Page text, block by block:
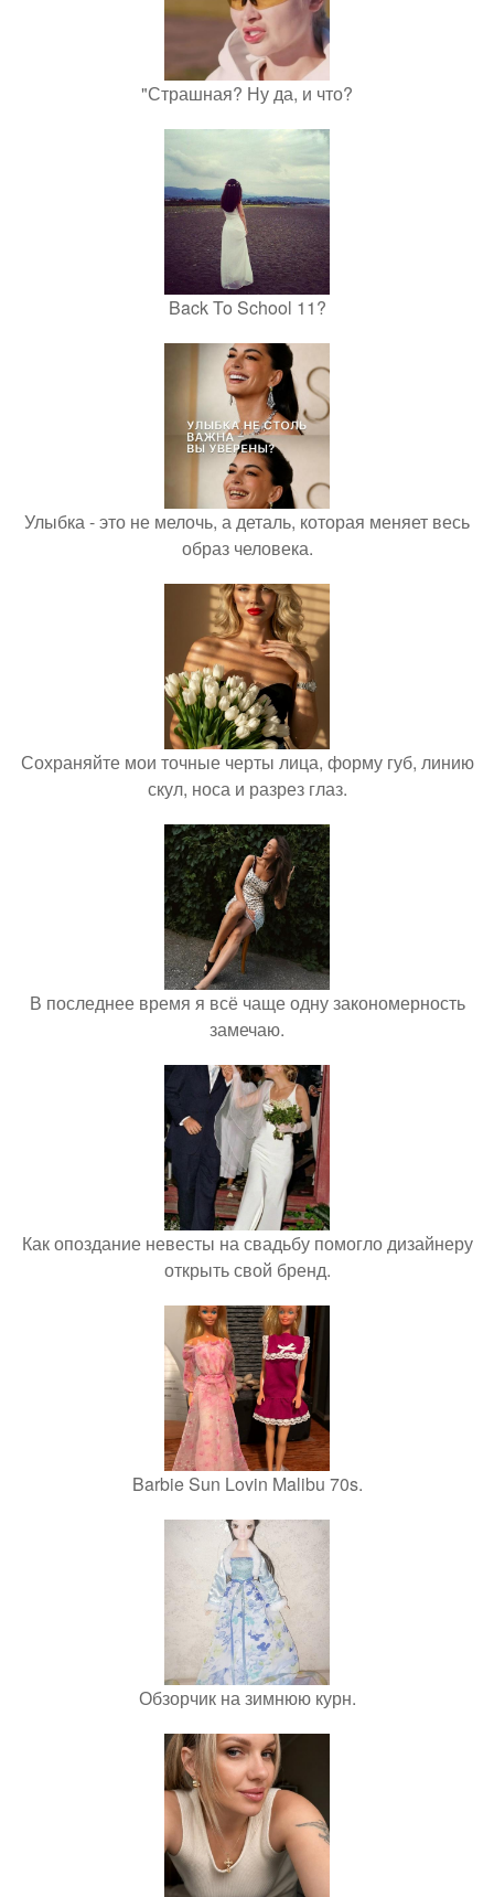
"Страшная? Ну да, и что?
Back To School 11?
Улыбка - это не мелочь, а деталь, которая меняет весь
образ человека.
Сохраняйте мои точные черты лица, форму губ, линию
скул, носа и разрез глаз.
В последнее время я всё чаще одну закономерность
замечаю.
Как опоздание невесты на свадьбу помогло дизайнеру
открыть свой бренд.
Barbie Sun Lovin Malibu 70s.
Обзорчик на зимнюю курн.